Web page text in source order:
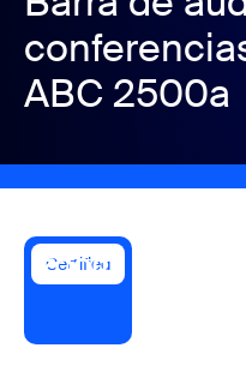
ABC 2500a
Certified